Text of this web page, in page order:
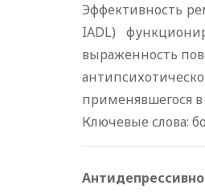
Эффективность
IADL)
выраженность
применявшегося
Ключевые слова: